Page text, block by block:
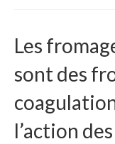
Les
sont des
l’action